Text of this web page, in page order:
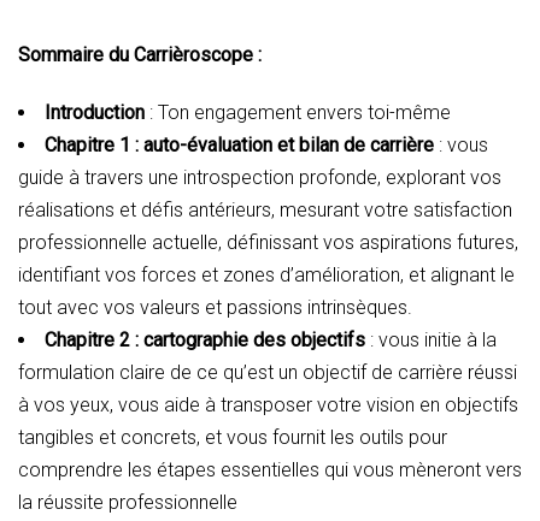
Sommaire du Carrièroscope :
Introduction : Ton engagement envers toi-même
Chapitre 1 : auto-évaluation et bilan de carrière : vous
guide à travers une introspection profonde, explorant vos
réalisations et défis antérieurs, mesurant votre satisfaction
professionnelle actuelle, définissant vos aspirations futures,
identifiant vos forces et zones d’amélioration, et alignant le
tout avec vos valeurs et passions intrinsèques.
Chapitre 2 : cartographie des objectifs : vous initie à la
formulation claire de ce qu’est un objectif de carrière réussi
à vos yeux, vous aide à transposer votre vision en objectifs
tangibles et concrets, et vous fournit les outils pour
comprendre les étapes essentielles qui vous mèneront vers
la réussite professionnelle